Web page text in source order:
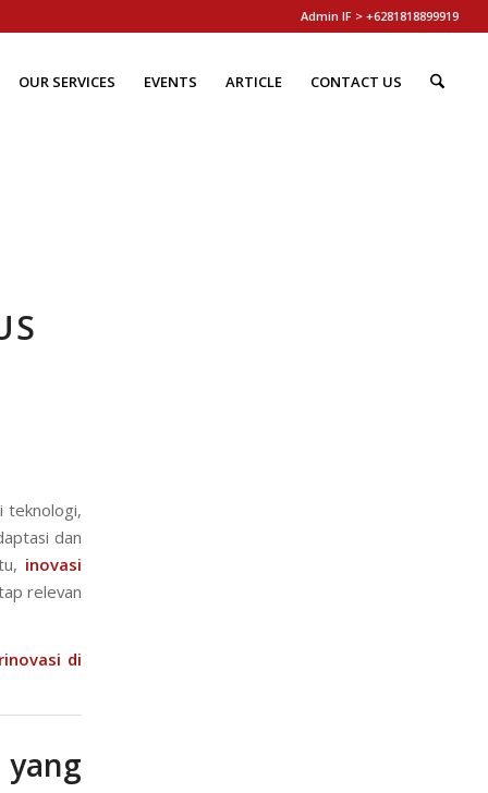
Admin IF > +6281818899919
OUR SERVICES EVENTS ARTICLE CONTACT US
teknologi,
dan
inovasi
relevan
di